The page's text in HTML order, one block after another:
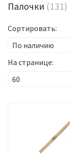
Палочки (131)
Сортировать:
На странице: